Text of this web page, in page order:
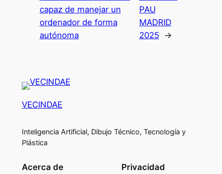
capaz de manejar un
ordenador de forma
autónoma
PAU
MADRID
2025
→
VECINDAE
Inteligencia Artificial, Dibujo Técnico, Tecnología y
Plástica
Acerca de Privacidad